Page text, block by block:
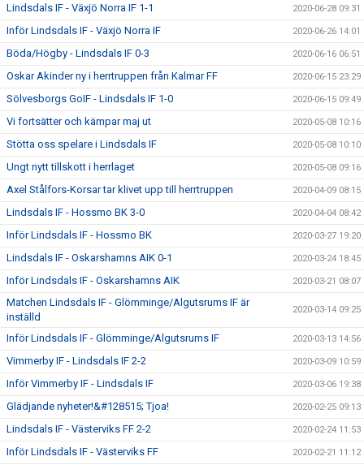
Lindsdals IF - Växjö Norra IF 1-1 2020-06-28 09:31
Inför Lindsdals IF - Växjö Norra IF 2020-06-26 14:01
Böda/Högby - Lindsdals IF 0-3 2020-06-16 06:51
Oskar Akinder ny i herrtruppen från Kalmar FF 2020-06-15 23:29
Sölvesborgs GoIF - Lindsdals IF 1-0 2020-06-15 09:49
Vi fortsätter och kämpar maj ut 2020-05-08 10:16
Stötta oss spelare i Lindsdals IF 2020-05-08 10:10
Ungt nytt tillskott i herrlaget 2020-05-08 09:16
Axel Stålfors-Korsar tar klivet upp till herrtruppen 2020-04-09 08:15
Lindsdals IF - Hossmo BK 3-0 2020-04-04 08:42
Inför Lindsdals IF - Hossmo BK 2020-03-27 19:20
Lindsdals IF - Oskarshamns AIK 0-1 2020-03-24 18:45
Inför Lindsdals IF - Oskarshamns AIK 2020-03-21 08:07
Matchen Lindsdals IF - Glömminge/Algutsrums IF är
inställd
2020-03-14 09:25
Inför Lindsdals IF - Glömminge/Algutsrums IF 2020-03-13 14:56
Vimmerby IF - Lindsdals IF 2-2 2020-03-09 10:59
Inför Vimmerby IF - Lindsdals IF 2020-03-06 19:38
Glädjande nyheter!&#128515; Tjoa! 2020-02-25 09:13
Lindsdals IF - Västerviks FF 2-2 2020-02-24 11:53
Inför Lindsdals IF - Västerviks FF 2020-02-21 11:12